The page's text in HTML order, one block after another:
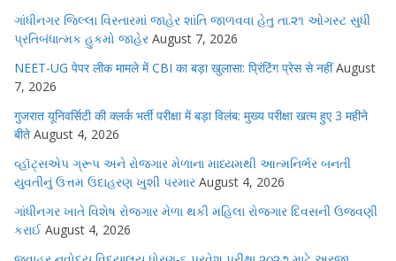
ગાંધીનગર જિલ્લા વિસ્તારમાં જાહેર શાંતિ જાળવવા હેતુ તા.૨૧ ઓગસ્ટ સુધી
પ્રતિબંધાત્મક હુકમો જાહેર August 7, 2026
NEET-UG पेपर लीक मामले में CBI का बड़ा खुलासा: प्रिंटिंग प्रेस से नहीं August
7, 2026
गुजरात यूनिवर्सिटी की क्लर्क भर्ती परीक्षा में बड़ा विलंब: मुख्य परीक्षा खत्म हुए 3 महीने
बीते August 4, 2026
વ્હૉટ્સએપ ગ્રૂપ અને રોજગાર મેળાના માધ્યમથી આત્મનિર્ભર બનતી
યુવતીનું ઉત્તમ ઉદાહરણ ખુશી પરમાર August 4, 2026
ગાંધીનગર ખાતે વિશેષ રોજગાર મેળા થકી મહિલા રોજગાર દિવસની ઉજવણી
કરાઈ August 4, 2026